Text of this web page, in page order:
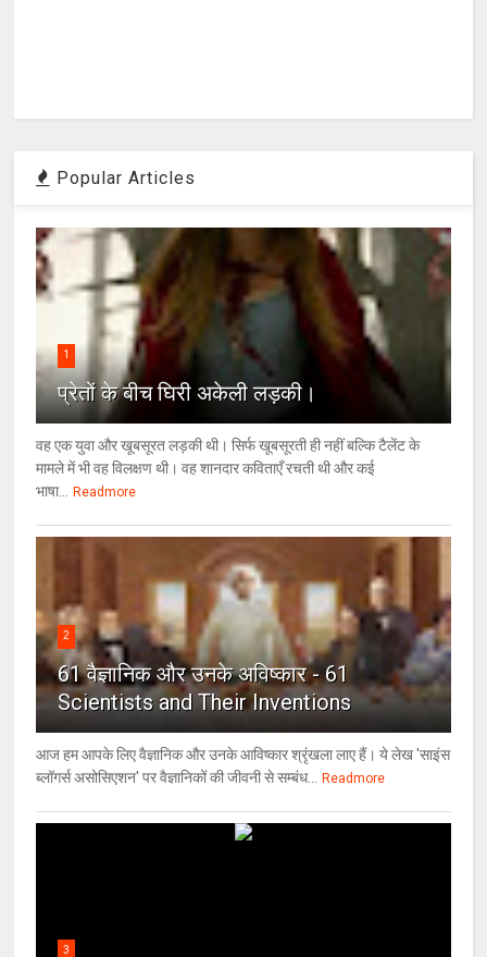
Popular Articles
1
प्रेतों के बीच घिरी अकेली लड़की।
वह एक युवा और खूबसूरत लड़की थी। सिर्फ खूबसूरती ही नहीं बल्कि टैलेंट के
मामले में भी वह विलक्षण थी। वह शानदार कविताएँ रचती थी और कई
भाषा...
Readmore
2
61 वैज्ञानिक और उनके अविष्कार - 61
Scientists and Their Inventions
आज हम आपके लिए वैज्ञानिक और उनके आविष्कार श्रृंखला लाए हैं। ये लेख 'साइंस
ब्लॉगर्स असोसिएशन' पर वैज्ञा‍निकों की जीवनी से सम्बंध...
Readmore
3